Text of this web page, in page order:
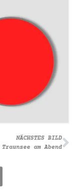
NÄCHSTES BILD
Traunsee am Abend